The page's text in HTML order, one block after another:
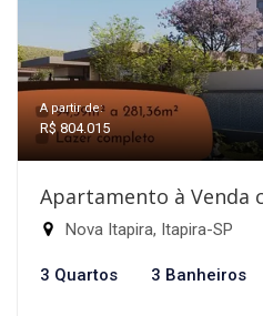
A partir de:
R$ 804.015
Apartamento à Venda
Nova Itapira, Itapira-SP
3 Quartos 3 Banheiros